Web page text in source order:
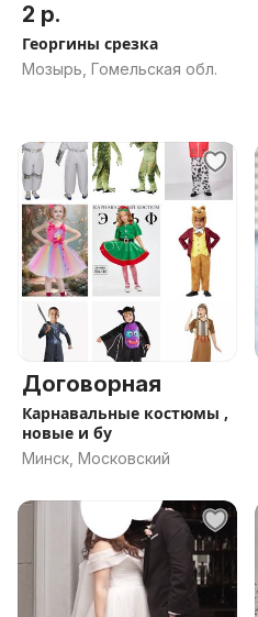
2 р.
Георгины срезка
Мозырь, Гомельская обл.
Договорная
Карнавальные костюмы ,
новые и бу
Минск, Московский